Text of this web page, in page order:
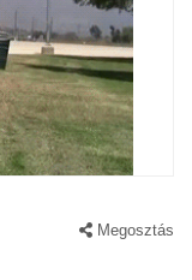
Megosztás